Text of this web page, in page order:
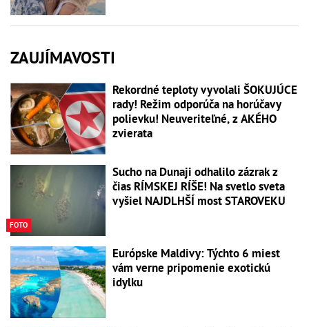
ZAUJÍMAVOSTI
Rekordné teploty vyvolali ŠOKUJÚCE
rady! Režim odporúča na horúčavy
polievku! Neuveriteľné, z AKÉHO
zvierata
FOTO
Sucho na Dunaji odhalilo zázrak z
čias RÍMSKEJ RÍŠE! Na svetlo sveta
vyšiel NAJDLHŠÍ most STAROVEKU
Európske Maldivy: Týchto 6 miest
vám verne pripomenie exotickú
idylku